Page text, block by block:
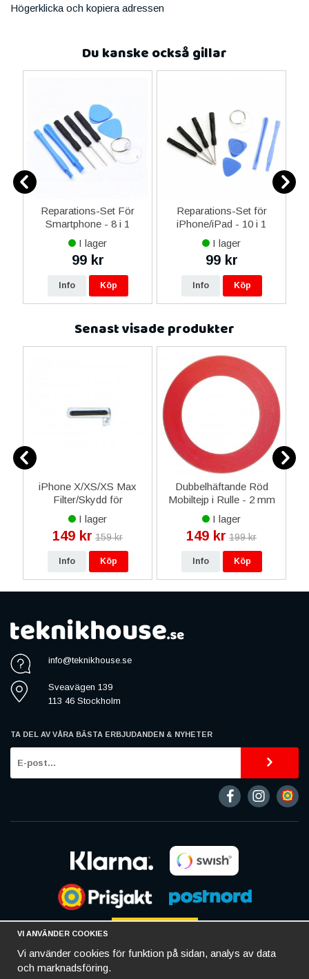
Högerklicka och kopiera adressen
Du kanske också gillar
Reparations-Set För
Smartphone - 8 i 1
I lager
99 kr
Info Köp
Reparations-Set för
iPhone/iPad - 10 i 1
I lager
99 kr
Info Köp
Senast visade produkter
iPhone X/XS/XS Max
Filter/Skydd för
Samtalshögtalare
I lager
149 kr 159 kr
Info Köp
Dubbelhäftande Röd
Mobiltejp i Rulle - 2 mm
x 3 M
I lager
149 kr 199 kr
Info Köp
info@teknikhouse.se
Sveavägen 139
113 46 Stockholm
TA DEL AV VÅRA BÄSTA ERBJUDANDEN & NYHETER
VI ANVÄNDER COOKIES
Vi använder cookies för funktion på sidan, analys av data
och marknadsföring.